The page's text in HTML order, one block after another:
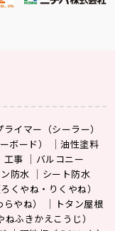
ライマー（シーラー）
ボード）
油性塗料
工事
バルコニー
防水
シート防水
くやね・りくやね）
やね）
トタン屋根
ふきかえこうじ）